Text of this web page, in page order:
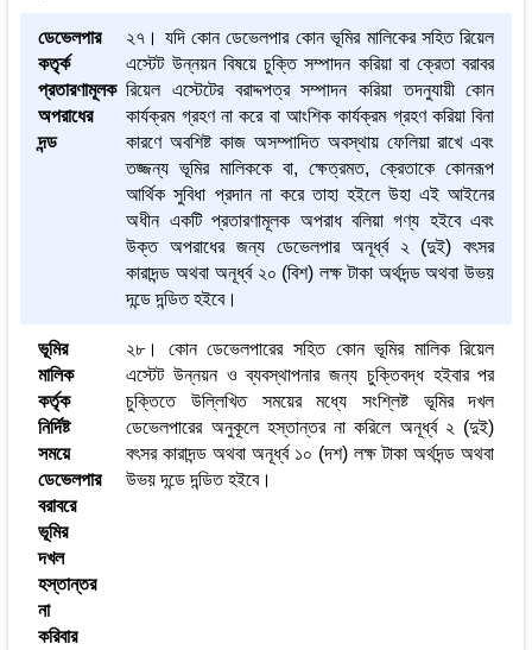
ডেভেলপার
কতৃর্ক
প্রতারণামূলক
অপরাধের
দন্ড
২৭। যদি কোন ডেভেলপার কোন ভূমির মালিকের সহিত রিয়েল
এস্টেট উন্নয়ন বিষয়ে চুক্তি সম্পাদন করিয়া বা ক্রেতা বরাবর
রিয়েল এস্টেটের বরাদ্দপত্র সম্পাদন করিয়া তদনুযায়ী কোন
কার্যক্রম গ্রহণ না করে বা আংশিক কার্যক্রম গ্রহণ করিয়া বিনা
কারণে অবশিষ্ট কাজ অসম্পাদিত অবস্থায় ফেলিয়া রাখে এবং
তজ্জন্য ভূমির মালিককে বা, ক্ষেত্রমত, ক্রেতাকে কোনরূপ
আর্থিক সুবিধা প্রদান না করে তাহা হইলে উহা এই আইনের
অধীন একটি প্রতারণামূলক অপরাধ বলিয়া গণ্য হইবে এবং
উক্ত অপরাধের জন্য ডেভেলপার অনূর্ধ্ব ২ (দুই) বৎসর
কারাদন্ড অথবা অনূর্ধ্ব ২০ (বিশ) লক্ষ টাকা অর্থদন্ড অথবা উভয়
দন্ডে দন্ডিত হইবে।
ভূমির
মালিক
কর্তৃক
নির্দিষ্ট
সময়ে
ডেভেলপার
বরাবরে
ভূমির
দখল
হস্তান্তর
না
করিবার
২৮। কোন ডেভেলপারের সহিত কোন ভূমির মালিক রিয়েল
এস্টেট উন্নয়ন ও ব্যবস্থাপনার জন্য চুক্তিবদ্ধ হইবার পর
চুক্তিতে উল্লিখিত সময়ের মধ্যে সংশ্লিষ্ট ভূমির দখল
ডেভেলপারের অনুকূলে হস্তান্তর না করিলে অনূর্ধ্ব ২ (দুই)
বৎসর কারাদন্ড অথবা অনূর্ধ্ব ১০ (দশ) লক্ষ টাকা অর্থদন্ড অথবা
উভয় দন্ডে দন্ডিত হইবে।